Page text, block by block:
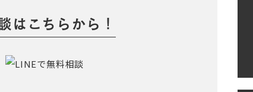
はこちらから！